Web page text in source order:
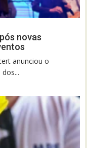
novas
anunciou o